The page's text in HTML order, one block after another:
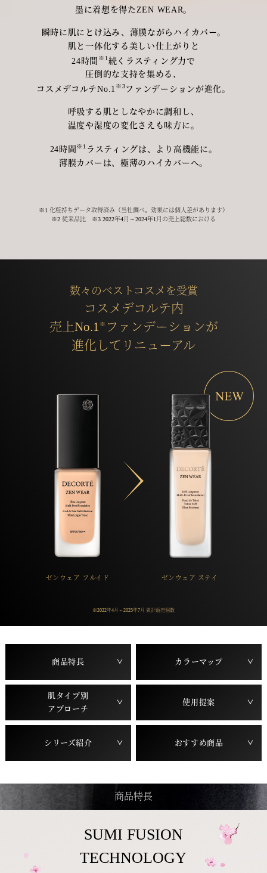
墨に着想を得たZEN WEAR。
瞬時に肌にとけ込み、薄膜ながらハイカバー。
肌と一体化する美しい仕上がりと
24時間 ※1 続くラスティング力で
圧倒的な支持を集める、
コスメデコルテNo.1 ※3ファンデーションが進化。
呼吸する肌としなやかに調和し、
温度や湿度の変化さえも味方に。
24時間※1 ラスティングは、より高機能に。
薄膜カバーは、極薄のハイカバーへ。
※1 化粧持ちデータ取得済み（当社調べ。効果には個人差があります）
※2 従来品比 ※3 2022年4月～2024年1月の売上総数における
数々のベストコスメを受賞
コスメデコルテ内
売上No.1 ※ ファンデーションが
進化してリニューアル
ゼンウェア フルイド ゼンウェア ステイ
※2022年4月～2025年7月 累計販売個数
商品特長 カラーマップ
肌タイプ別
アプローチ
使用提案
シリーズ紹介 おすすめ商品
商品特長
SUMI FUSION
TECHNOLOGY